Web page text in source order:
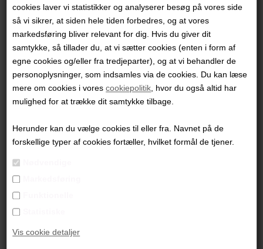
cookies laver vi statistikker og analyserer besøg på vores side
så vi sikrer, at siden hele tiden forbedres, og at vores
markedsføring bliver relevant for dig. Hvis du giver dit
samtykke, så tillader du, at vi sætter cookies (enten i form af
egne cookies og/eller fra tredjeparter), og at vi behandler de
personoplysninger, som indsamles via de cookies. Du kan læse
mere om cookies i vorescookiepolitik , hvor du også altid har
mulighed for at trække dit samtykke tilbage.
Herunder kan du vælge cookies til eller fra. Navnet på de
forskellige typer af cookies fortæller, hvilket formål de tjener.
Vis cookie detaljer
3.200,00 DKK
Solgt